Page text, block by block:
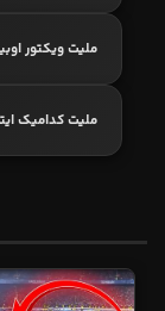
ملیت ویکتور
ملیت کدامیک